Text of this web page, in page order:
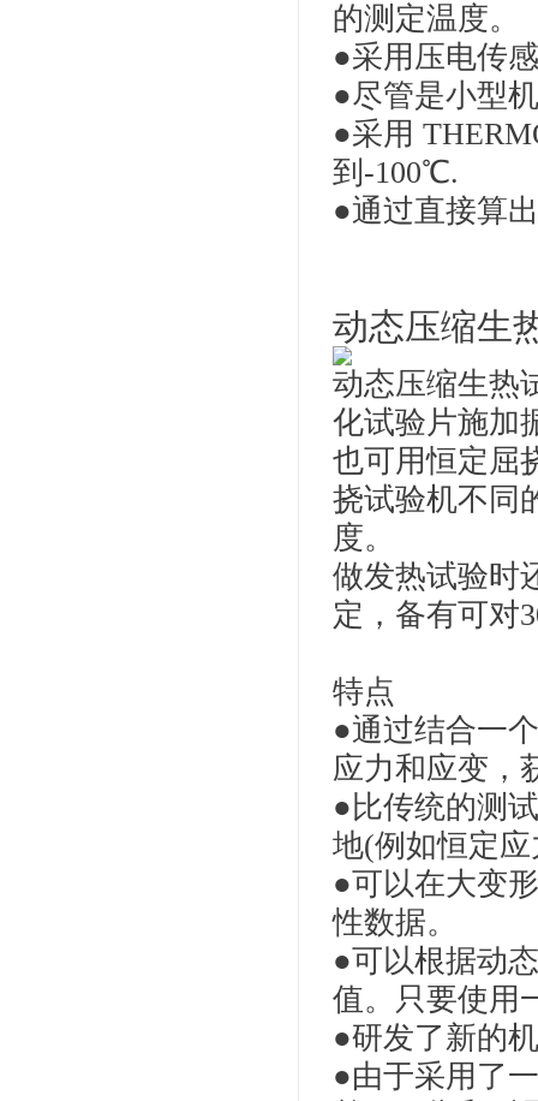
的测定温度。
●采用压电传
●尽管是小型
●采用
到-100℃.
●通过直接算
动态压缩生
动态压缩生热
化试验片施加
也可用恒定屈
挠试验机不同
度。
做发热试验时
定，备有可对
特点
●通过结合一
应力和应变，
●比传统的测
地(例如恒定
●可以在大变
性数据。
●可以根据动
值。只要使用
●研发了新的
●由于采用了